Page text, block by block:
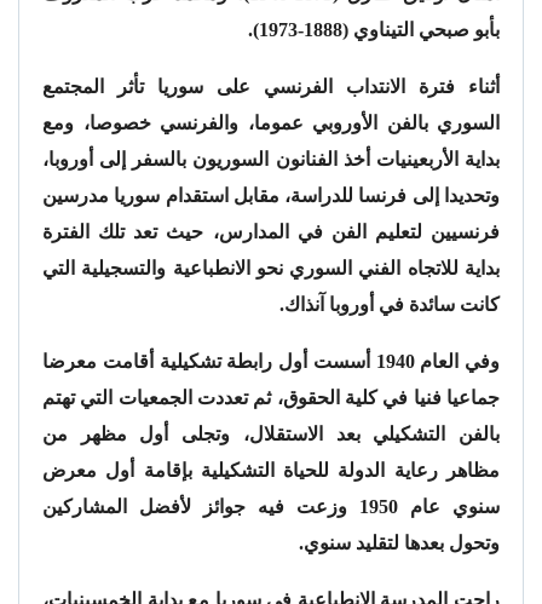
بأبو صبحي التيناوي (1888-1973).
أثناء فترة الانتداب الفرنسي على سوريا تأثر المجتمع
السوري بالفن الأوروبي عموما، والفرنسي خصوصا، ومع
بداية الأربعينيات أخذ الفنانون السوريون بالسفر إلى أوروبا،
وتحديدا إلى فرنسا للدراسة، مقابل استقدام سوريا مدرسين
فرنسيين لتعليم الفن في المدارس، حيث تعد تلك الفترة
بداية للاتجاه الفني السوري نحو الانطباعية والتسجيلية التي
كانت سائدة في أوروبا آنذاك.
وفي العام 1940 أسست أول رابطة تشكيلية أقامت معرضا
جماعيا فنيا في كلية الحقوق، ثم تعددت الجمعيات التي تهتم
بالفن التشكيلي بعد الاستقلال، وتجلى أول مظهر من
مظاهر رعاية الدولة للحياة التشكيلية بإقامة أول معرض
سنوي عام 1950 وزعت فيه جوائز لأفضل المشاركين
وتحول بعدها لتقليد سنوي.